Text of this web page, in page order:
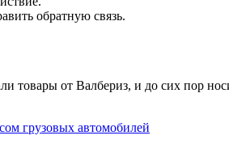
обратную связь.
товары от Валбериз, и до сих пор
грузовых автомобилей